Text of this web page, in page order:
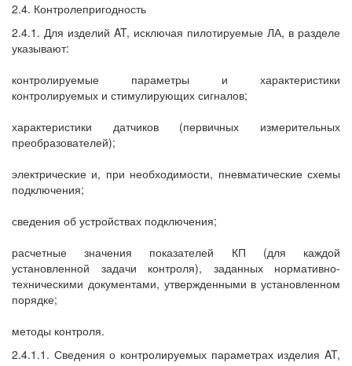
2.4. Контролепригодность
2.4.1. Для изделий AT, исключая пилотируемые ЛА, в разделе
указывают:
контролируемые параметры и характеристики
контролируемых и стимулирующих сигналов;
характеристики датчиков (первичных измерительных
преобразователей);
электрические и, при необходимости, пневматические схемы
подключения;
сведения об устройствах подключения;
расчетные значения показателей КП (для каждой
установленной задачи контроля), заданных нормативно-
техническими документами, утвержденными в установленном
порядке;
методы контроля.
2.4.1.1. Сведения о контролируемых параметрах изделия AT,